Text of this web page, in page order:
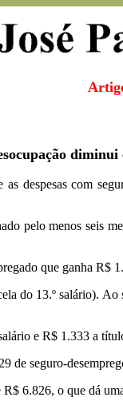
despesas com
pelo menos seis
que ganha R$
do 13.º salário).
e R$ 1.333 a
de seguro-
6.826, o que dá